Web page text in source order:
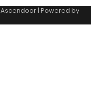
Ascendoor | Powered by